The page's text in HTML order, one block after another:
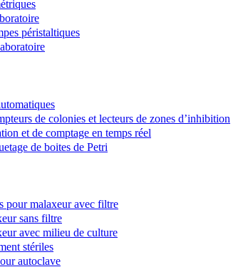
péristaltiques
de colonies et lecteurs de zones d’inhibition
et de comptage en temps réel
de boites de Petri
pour malaxeur avec filtre
sans filtre
avec milieu de culture
stériles
autoclave